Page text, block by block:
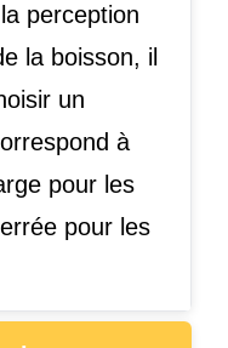
perception
la boisson, il
un
à
pour les
pour les